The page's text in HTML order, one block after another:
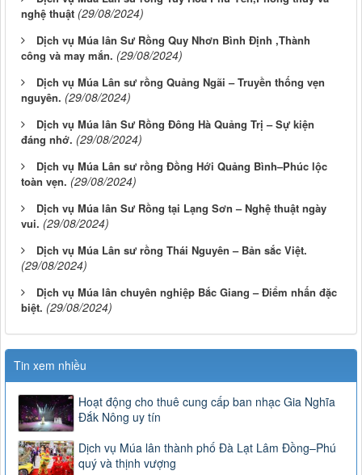
nghệ thuật (29/08/2024)
Dịch vụ Múa lân Sư Rồng Quy Nhơn Bình Định ,Thành
công và may mắn. (29/08/2024)
Dịch vụ Múa Lân sư rồng Quảng Ngãi – Truyền thống vẹn
nguyên. (29/08/2024)
Dịch vụ Múa lân Sư Rồng Đông Hà Quảng Trị – Sự kiện
đáng nhớ. (29/08/2024)
Dịch vụ Múa Lân sư rồng Đồng Hới Quảng Bình–Phúc lộc
toàn vẹn. (29/08/2024)
Dịch vụ Múa lân Sư Rồng tại Lạng Sơn – Nghệ thuật ngày
vui. (29/08/2024)
Dịch vụ Múa Lân sư rồng Thái Nguyên – Bản sắc Việt.
(29/08/2024)
Dịch vụ Múa lân chuyên nghiệp Bắc Giang – Điểm nhấn đặc
biệt. (29/08/2024)
Tin xem nhiều
Hoạt động cho thuê cung cấp ban nhạc Gia Nghĩa
Đắk Nông uy tín
Dịch vụ Múa lân thành phố Đà Lạt Lâm Đồng–Phú
quý và thịnh vượng